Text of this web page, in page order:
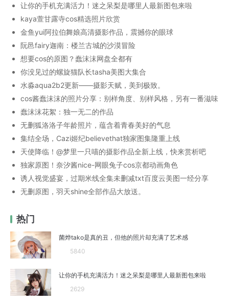
让你的手机充满活力！迷之呆梨是哪里人最新图包来啦
kaya萱甘露寺cos精选照片欣赏
金鱼yui阿拉伯舞娘高清摄影作品，震撼你的眼球
阮邑fairy迦南：楼兰古城的沙漠冒险
想要cos的原图？蠢沫沫网盘全都有
你没见过的螺旋猫队长tasha美图大集合
水淼aqua2b2更新——摄影天赋，美到极致。
cos酱蠢沫沫的照片分享：别样角度、别样风格，另有一番滋味
蠢沫沫花絮：独一无二的作品
无删狐洛洛子年龄照片，蕴含着青春美好的气息
集结全场，Cazi姬纪believethat独家图集隆重上线
天使降临！@梦里一只喵的摄影作品全新上线，快来赏析吧
独家原图！奈汐酱nice-网眼兔子cos京都动画角色
诱人视觉盛宴，过期米线全集未删减txt百度云美图一经分享
无删原图，羽天shine全部作品大放送。
热门
菌烨tako是真的丑，但他的照片却充满了艺术感
5840
让你的手机充满活力！迷之呆梨是哪里人最新图包来啦
2629